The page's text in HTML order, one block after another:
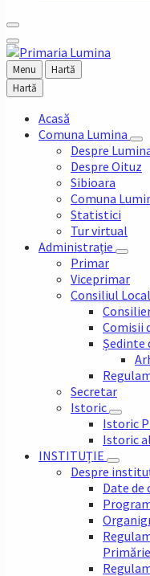
Menu
Hartă
Hartă
Acasă
Comuna Lumina
Despre
Despre Oituz
Sibioara
Comuna
Statistici
Tur virtual
Administrație
Primar
Viceprimar
Consiliul Local
Comisii
Ședinte
Secretar
Istoric
Istoric
Istoric
INSTITUȚIE
Despre
Date